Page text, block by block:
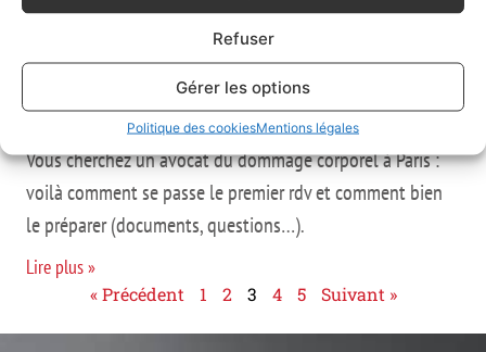
Refuser
Gérer les options
Politique des cookiesMentions légales
Avocat du dommage corporel à Paris :
préparez votre premier rendez-vous
Vous cherchez un avocat du dommage corporel à Paris :
voilà comment se passe le premier rdv et comment bien
le préparer (documents, questions…).
Lire plus »
« Précédent 1 2 3 4 5 Suivant »